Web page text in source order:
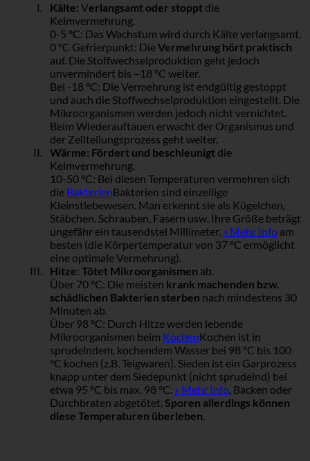
Kälte: Verlangsamt oder stoppt die
Keimvermehrung.
0-5 °C: Das Wachstum wird durch Kälte verlangsamt.
0 °C Gefrierpunkt: DieVermehrung hört praktisch
auf. Die Stoffwechselproduktion geht jedoch
unvermindert bis –18 °C weiter.
Bei -18 °C: Die Vermehrung ist endgültig gestoppt
und auch die Stoffwechselproduktion eingestellt. Die
Mikroorganismen werden jedoch nicht vernichtet.
Beim Wiederauftauen erwacht der Organismus und
der Zellteilungsprozess geht weiter.
Wärme: Fördert und beschleunigt die
Keimvermehrung.
10-50 °C: Bei diesen Temperaturen vermehren sich
die BakterienBakterien sind einzellige
Kleinstlebewesen. Man erkennt sie als Kügelchen,
Stäbchen, Schrauben, Fasern usw. Ihre Größe beträgt
ungefähr ein tausendstel Millimeter. » Mehr Info am
besten (die Körpertemperatur von 37 °C ermöglicht
eine optimale Vermehrung).
Hitze: Tötet Mikroorganismen ab.
Über 70 °C: Die meisten krank machenden bzw.
schädlichen Bakterien sterben nach mindestens 30
Minuten ab.
Über 98 °C: Durch Hitze werden lebende
Mikroorganismen beim KochenKochen ist in
sprudelndem, kochendem Wasser bei 98 °C bis 100
°C kochen (z.B. Teigwaren). Sieden ist ein Garprozess
knapp unter dem Siedepunkt (nicht sprudelnd) bei
etwa 95 °C bis max. 98 °C. » Mehr Info, Backen oder
Durchbraten abgetötet. Sporen allerdings können
diese Temperaturen überleben.